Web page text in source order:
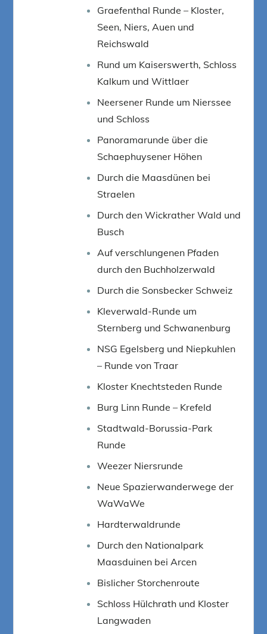
Graefenthal Runde – Kloster,
Seen, Niers, Auen und
Reichswald
Rund um Kaiserswerth, Schloss
Kalkum und Wittlaer
Neersener Runde um Nierssee
und Schloss
Panoramarunde über die
Schaephuysener Höhen
Durch die Maasdünen bei
Straelen
Durch den Wickrather Wald und
Busch
Auf verschlungenen Pfaden
durch den Buchholzerwald
Durch die Sonsbecker Schweiz
Kleverwald-Runde um
Sternberg und Schwanenburg
NSG Egelsberg und Niepkuhlen
– Runde von Traar
Kloster Knechtsteden Runde
Burg Linn Runde – Krefeld
Stadtwald-Borussia-Park
Runde
Weezer Niersrunde
Neue Spazierwanderwege der
WaWaWe
Hardterwaldrunde
Durch den Nationalpark
Maasduinen bei Arcen
Bislicher Storchenroute
Schloss Hülchrath und Kloster
Langwaden